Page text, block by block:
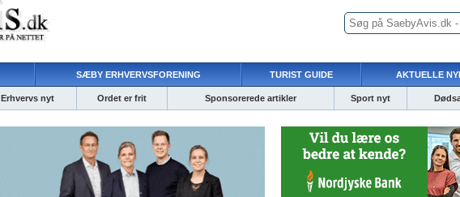
SÆBY ERHVERVSFORENING TURIST GUIDE AKTUELLE
Erhvervs nyt Ordet er frit Sponsorerede artikler Sport nyt